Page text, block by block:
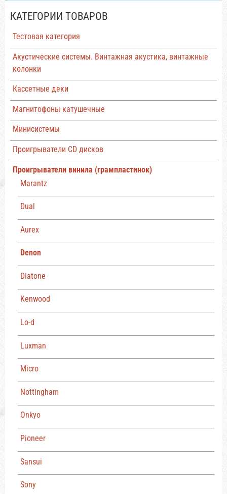
КАТЕГОРИИ ТОВАРОВ
Тестовая категория
Акустические системы. Винтажная акустика, винтажные
колонки
Кассетные деки
Магнитофоны катушечные
Минисистемы
Проигрыватели CD дисков
Проигрыватели винила (грампластинок)
Marantz
Dual
Aurex
Denon
Diatone
Kenwood
Lo-d
Luxman
Micro
Nottingham
Onkyo
Pioneer
Sansui
Sony